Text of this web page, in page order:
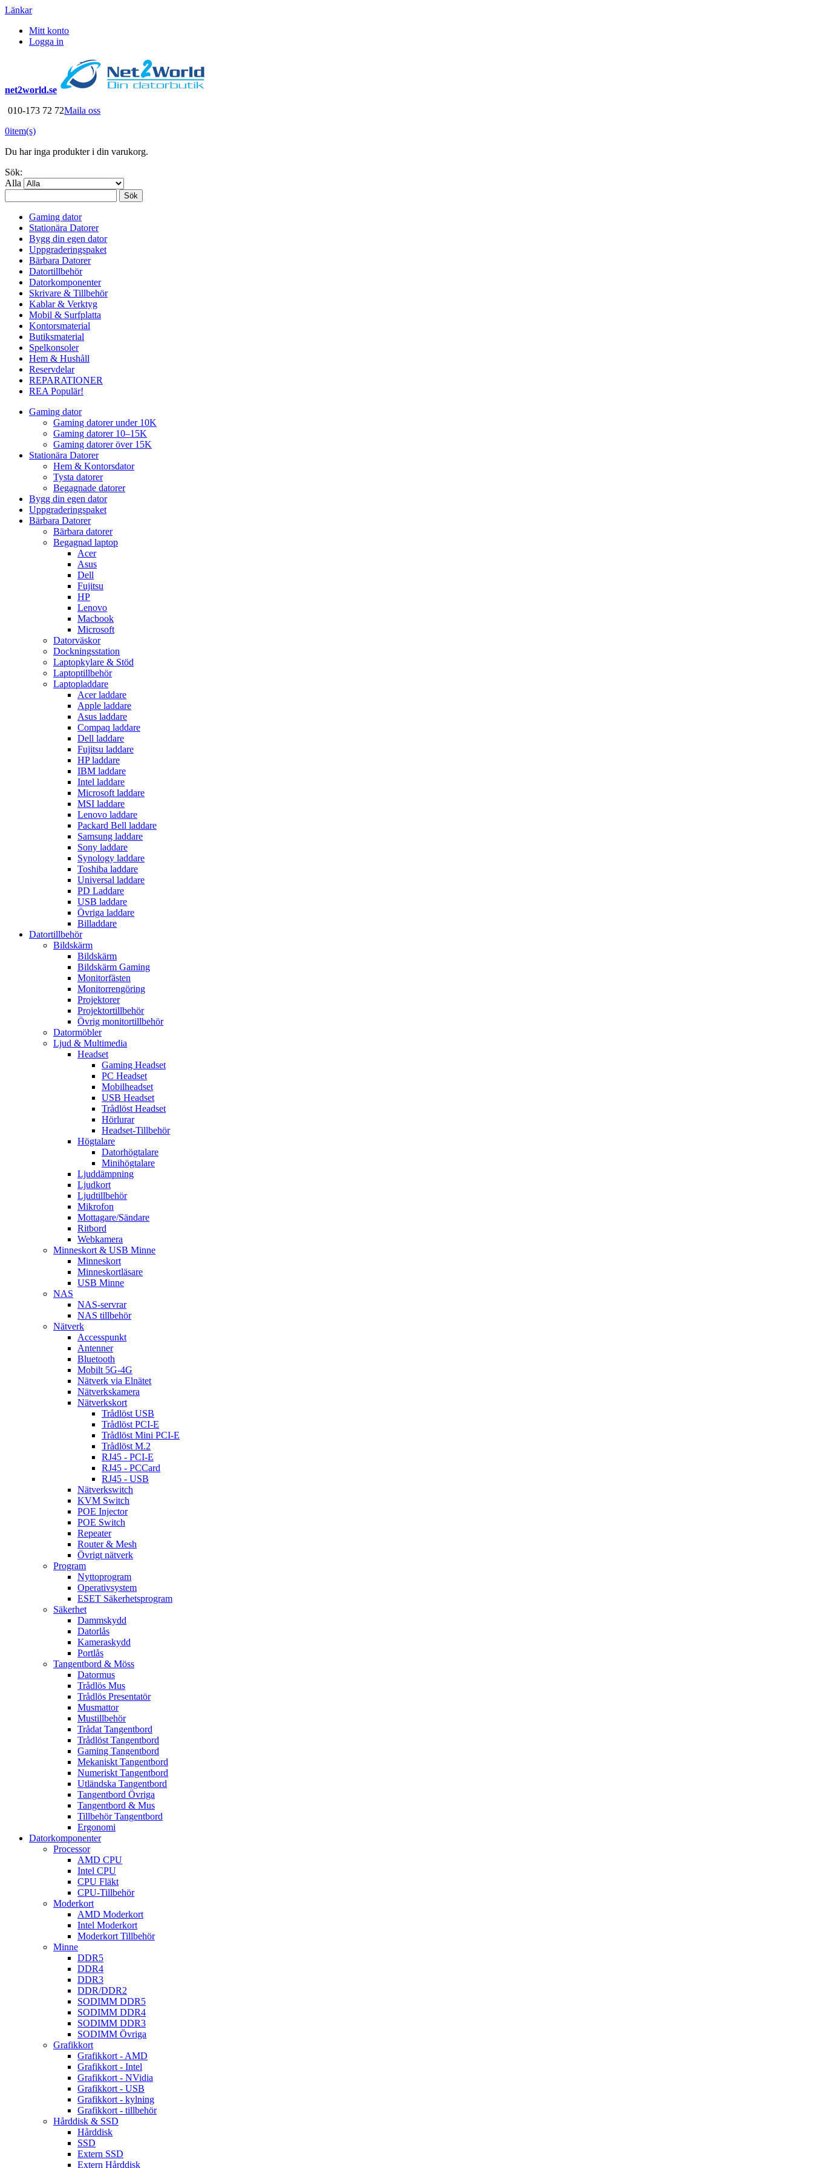
Länkar
Mitt konto
Logga in
net2world.se
010-173 72 72Maila oss
0item(s)
Du har inga produkter i din varukorg.
Sök:
Alla
Sök
Gaming dator
Stationära Datorer
Bygg din egen dator
Uppgraderingspaket
Bärbara Datorer
Datortillbehör
Datorkomponenter
Skrivare & Tillbehör
Kablar & Verktyg
Mobil & Surfplatta
Kontorsmaterial
Butiksmaterial
Spelkonsoler
Hem & Hushåll
Reservdelar
REPARATIONER
REA Populär!
Gaming dator
Gaming datorer under 10K
Gaming datorer 10–15K
Gaming datorer över 15K
Stationära Datorer
Hem & Kontorsdator
Tysta datorer
Begagnade datorer
Bygg din egen dator
Uppgraderingspaket
Bärbara Datorer
Bärbara datorer
Begagnad laptop
Acer
Asus
Dell
Fujitsu
HP
Lenovo
Macbook
Microsoft
Datorväskor
Dockningsstation
Laptopkylare & Stöd
Laptoptillbehör
Laptopladdare
Acer laddare
Apple laddare
Asus laddare
Compaq laddare
Dell laddare
Fujitsu laddare
HP laddare
IBM laddare
Intel laddare
Microsoft laddare
MSI laddare
Lenovo laddare
Packard Bell laddare
Samsung laddare
Sony laddare
Synology laddare
Toshiba laddare
Universal laddare
PD Laddare
USB laddare
Övriga laddare
Billaddare
Datortillbehör
Bildskärm
Bildskärm
Bildskärm Gaming
Monitorfästen
Monitorrengöring
Projektorer
Projektortillbehör
Övrig monitortillbehör
Datormöbler
Ljud & Multimedia
Headset
Gaming Headset
PC Headset
Mobilheadset
USB Headset
Trådlöst Headset
Hörlurar
Headset-Tillbehör
Högtalare
Datorhögtalare
Minihögtalare
Ljuddämpning
Ljudkort
Ljudtillbehör
Mikrofon
Mottagare/Sändare
Ritbord
Webkamera
Minneskort & USB Minne
Minneskort
Minneskortläsare
USB Minne
NAS
NAS-servrar
NAS tillbehör
Nätverk
Accesspunkt
Antenner
Bluetooth
Mobilt 5G-4G
Nätverk via Elnätet
Nätverkskamera
Nätverkskort
Trådlöst USB
Trådlöst PCI-E
Trådlöst Mini PCI-E
Trådlöst M.2
RJ45 - PCI-E
RJ45 - PCCard
RJ45 - USB
Nätverkswitch
KVM Switch
POE Injector
POE Switch
Repeater
Router & Mesh
Övrigt nätverk
Program
Nyttoprogram
Operativsystem
ESET Säkerhetsprogram
Säkerhet
Dammskydd
Datorlås
Kameraskydd
Portlås
Tangentbord & Möss
Datormus
Trådlös Mus
Trådlös Presentatör
Musmattor
Mustillbehör
Trådat Tangentbord
Trådlöst Tangentbord
Gaming Tangentbord
Mekaniskt Tangentbord
Numeriskt Tangentbord
Utländska Tangentbord
Tangentbord Övriga
Tangentbord & Mus
Tillbehör Tangentbord
Ergonomi
Datorkomponenter
Processor
AMD CPU
Intel CPU
CPU Fläkt
CPU-Tillbehör
Moderkort
AMD Moderkort
Intel Moderkort
Moderkort Tillbehör
Minne
DDR5
DDR4
DDR3
DDR/DDR2
SODIMM DDR5
SODIMM DDR4
SODIMM DDR3
SODIMM Övriga
Grafikkort
Grafikkort - AMD
Grafikkort - Intel
Grafikkort - NVidia
Grafikkort - USB
Grafikkort - kylning
Grafikkort - tillbehör
Hårddisk & SSD
Hårddisk
SSD
Extern SSD
Extern Hårddisk